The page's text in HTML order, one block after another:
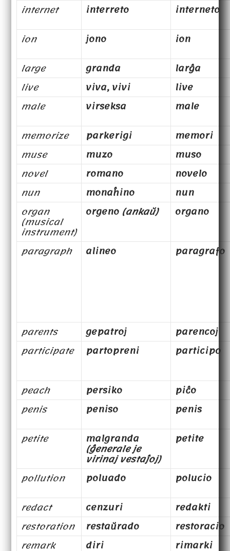
internet
interreto
interneto
ion
jono
ion
large
granda
larĝa
live
viva, vivi
live
male
virseksa
male
memorize
parkerigi
memori
muse
muzo
muso
novel
romano
novelo
nun
monaĥino
nun
organ
(musical
instrument)
orgeno (ankaŭ) organo
paragraph alineo paragrafo
parents gepatroj
parencoj
participate
partopreni participo
peach persiko
piĉo
penis
peniso
penis
petite
malgranda
(ĝenerale je
virinaj vestaĵoj)
petite
pollution poluado
polucio
redact
cenzuri
redakti
restoration
restaŭrado
restoracio
remark
diri rimarki